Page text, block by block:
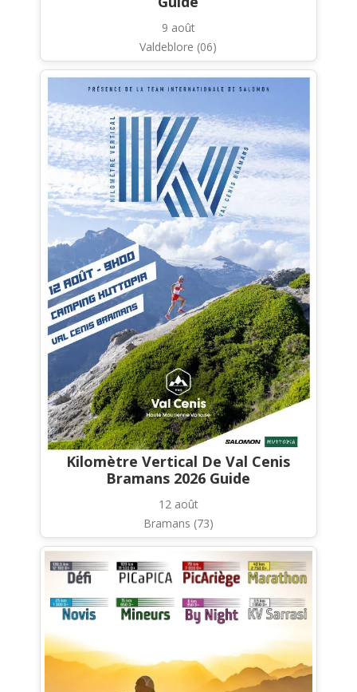
9 août
Valdeblore (06)
Kilomètre Vertical De Val Cenis
Bramans 2026 Guide
12 août
Bramans (73)